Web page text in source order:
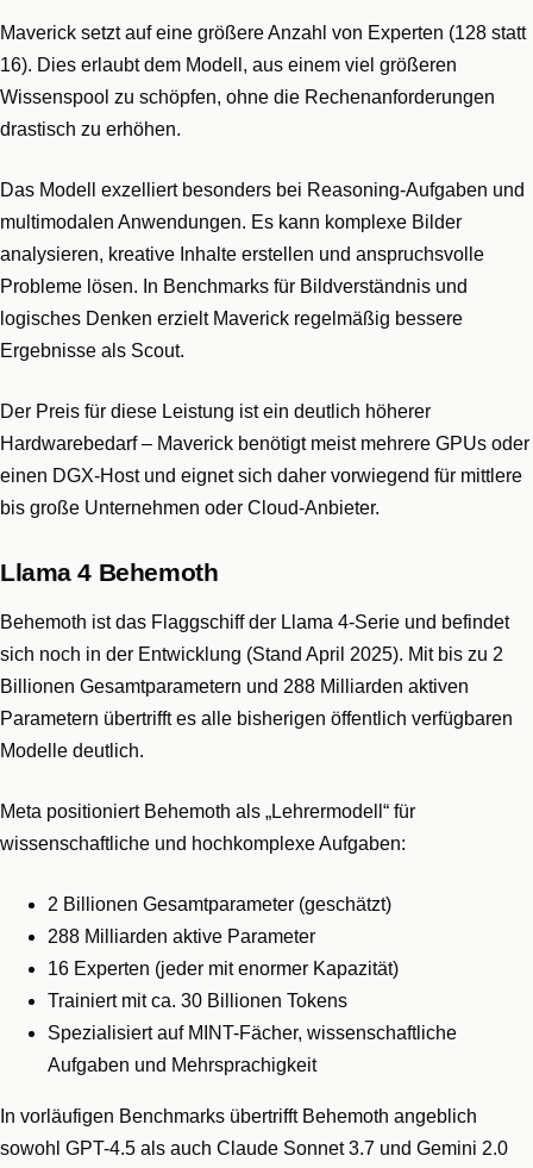
Maverick setzt auf eine größere Anzahl von Experten (128 statt
16). Dies erlaubt dem Modell, aus einem viel größeren
Wissenspool zu schöpfen, ohne die Rechenanforderungen
drastisch zu erhöhen.
Das Modell exzelliert besonders bei Reasoning-Aufgaben und
multimodalen Anwendungen. Es kann komplexe Bilder
analysieren, kreative Inhalte erstellen und anspruchsvolle
Probleme lösen. In Benchmarks für Bildverständnis und
logisches Denken erzielt Maverick regelmäßig bessere
Ergebnisse als Scout.
Der Preis für diese Leistung ist ein deutlich höherer
Hardwarebedarf – Maverick benötigt meist mehrere GPUs oder
einen DGX-Host und eignet sich daher vorwiegend für mittlere
bis große Unternehmen oder Cloud-Anbieter.
Llama 4 Behemoth
Behemoth ist das Flaggschiff der Llama 4-Serie und befindet
sich noch in der Entwicklung (Stand April 2025). Mit bis zu 2
Billionen Gesamtparametern und 288 Milliarden aktiven
Parametern übertrifft es alle bisherigen öffentlich verfügbaren
Modelle deutlich.
Meta positioniert Behemoth als „Lehrermodell“ für
wissenschaftliche und hochkomplexe Aufgaben:
2 Billionen Gesamtparameter (geschätzt)
288 Milliarden aktive Parameter
16 Experten (jeder mit enormer Kapazität)
Trainiert mit ca. 30 Billionen Tokens
Spezialisiert auf MINT-Fächer, wissenschaftliche
Aufgaben und Mehrsprachigkeit
In vorläufigen Benchmarks übertrifft Behemoth angeblich
sowohl GPT-4.5 als auch Claude Sonnet 3.7 und Gemini 2.0